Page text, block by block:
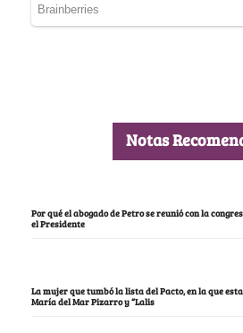
Notas
Por qué el abogado de Petro se reunió con la
el Presidente
La mujer que tumbó la lista del Pacto, en la que
María del Mar Pizarro y “Lalis